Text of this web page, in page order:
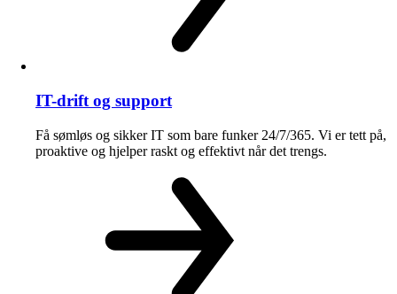
IT-drift og support
Få sømløs og sikker IT som bare funker 24/7/365. Vi er tett på,
proaktive og hjelper raskt og effektivt når det trengs.